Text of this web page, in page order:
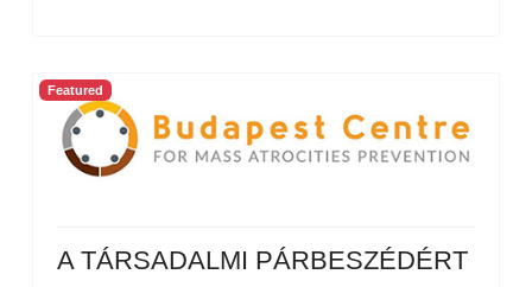
Featured
A TÁRSADALMI PÁRBESZÉDÉRT